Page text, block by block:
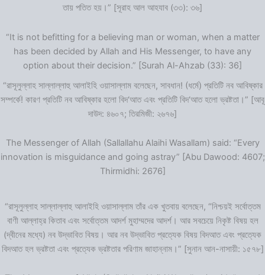
তায় পতিত হয়।” [সূরাহ আল আহযাব (৩৩): ৩৬]
“It is not befitting for a believing man or woman, when a matter
has been decided by Allah and His Messenger, to have any
option about their decision.” [Surah Al-Ahzab (33): 36]
“রাসূলুল্লাহ সাল্লাল্লাহু আলাইহি ওয়াসাল্লাম বলেছেন, সাবধান! (ধর্মে) প্রতিটি নব আবিষ্কার
সম্পর্কে! কারণ প্রতিটি নব আবিষ্কার হলো বিদ‘আত এবং প্রতিটি বিদ‘আত হলো ভ্রষ্টতা।” [আবূ
দাউদ: ৪৬০৭; তিরমিজী: ২৬৭৬]
The Messenger of Allah (Sallallahu Alaihi Wasallam) said: “Every
innovation is misguidance and going astray” [Abu Dawood: 4607;
Thirmidhi: 2676]
“রাসূলুল্লাহ সাল্লাল্লাহু আলাইহি ওয়াসাল্লাম তাঁর এক খুতবায় বলেছেন, “নিশ্চয়ই সর্বোত্তম
বাণী আল্লাহ্‌র কিতাব এবং সর্বোত্তম আদর্শ মুহাম্মদের আদর্শ। আর সবচেয়ে নিকৃষ্ট বিষয় হল
(দ্বীনের মধ্যে) নব উদ্ভাবিত বিষয়। আর নব উদ্ভাবিত প্রত্যেক বিষয় বিদআত এবং প্রত্যেক
বিদআত হল ভ্রষ্টতা এবং প্রত্যেক ভ্রষ্টতার পরিণাম জাহান্নাম।” [সুনান আন-নাসায়ী: ১৫৭৮]